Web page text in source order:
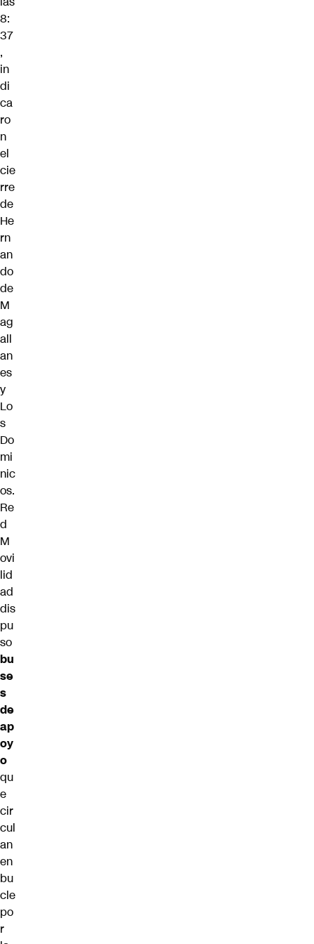
8:
37
,
in
di
ca
ro
n
el
cie
rre
de
He
rn
an
do
de
M
ag
all
an
es
y
Lo
s
Do
mi
nic
os.
Re
d
M
ovi
lid
ad
dis
pu
so
bu
se
s
de
ap
oy
o
qu
e
cir
cul
an
en
bu
cle
po
r